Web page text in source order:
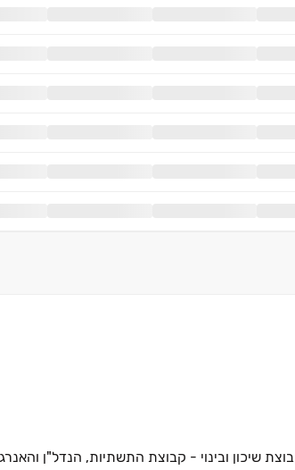
שיכון ובינוי - קבוצת התשתיות, הנדל"ן